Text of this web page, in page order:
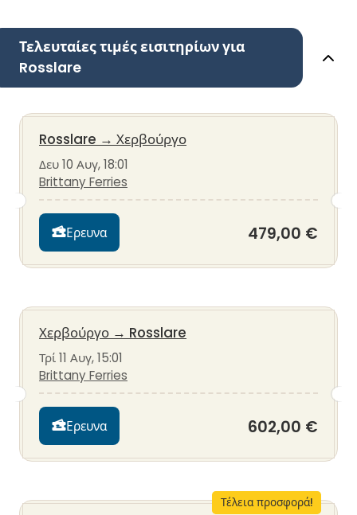
Τελευταίες τιμές εισιτηρίων για
Rosslare
Rosslare → Χερβούργο
Δευ 10 Αυγ, 18:01
Brittany Ferries
Ερευνα 479,00 €
Χερβούργο → Rosslare
Τρί 11 Αυγ, 15:01
Brittany Ferries
Ερευνα 602,00 €
Τέλεια προσφορά!